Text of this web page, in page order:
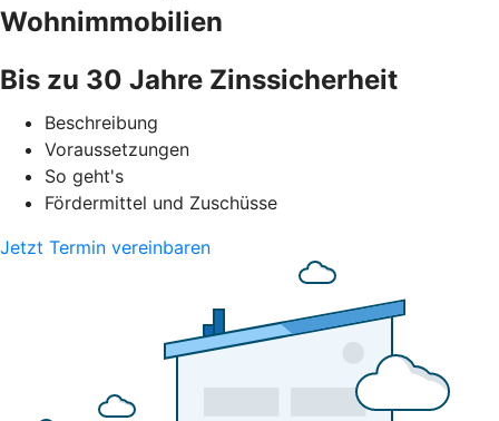
Wohnimmobilien
Bis zu 30 Jahre Zinssicherheit
Beschreibung
Voraussetzungen
So geht's
Fördermittel und Zuschüsse
Jetzt Termin vereinbaren